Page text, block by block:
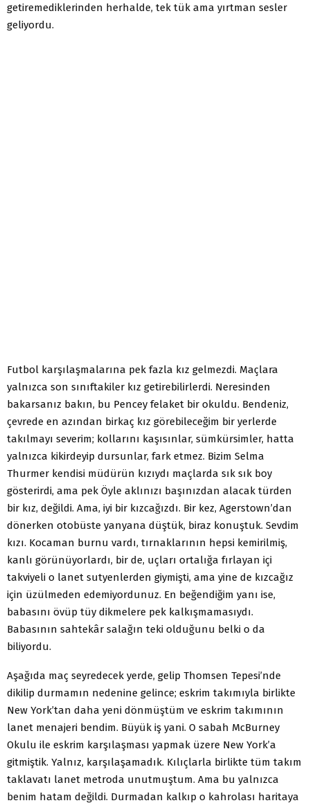
getiremediklerinden herhalde, tek tük ama yırtman sesler
geliyordu.
Futbol karşılaşmalarına pek fazla kız gelmezdi. Maçlara
yalnızca son sınıftakiler kız getirebilirlerdi. Neresinden
bakarsanız bakın, bu Pencey felaket bir okuldu. Bendeniz,
çevrede en azından birkaç kız görebileceğim bir yerlerde
takılmayı severim; kollarını kaşısınlar, sümkürsimler, hatta
yalnızca kikirdeyip dursunlar, fark etmez. Bizim Selma
Thurmer kendisi müdürün kızıydı maçlarda sık sık boy
gösterirdi, ama pek Öyle aklınızı başınızdan alacak türden
bir kız, değildi. Ama, iyi bir kızcağızdı. Bir kez, Agerstown’dan
dönerken otobüste yanyana düştük, biraz konuştuk. Sevdim
kızı. Kocaman burnu vardı, tırnaklarının hepsi kemirilmiş,
kanlı görünüyorlardı, bir de, uçları ortalığa fırlayan içi
takviyeli o lanet sutyenlerden giymişti, ama yine de kızcağız
için üzülmeden edemiyordunuz. En beğendiğim yanı ise,
babasını övüp tüy dikmelere pek kalkışmamasıydı.
Babasının sahtekâr salağın teki olduğunu belki o da
biliyordu.
Aşağıda maç seyredecek yerde, gelip Thomsen Tepesi’nde
dikilip durmamın nedenine gelince; eskrim takımıyla birlikte
New York’tan daha yeni dönmüştüm ve eskrim takımının
lanet menajeri bendim. Büyük iş yani. O sabah McBurney
Okulu ile eskrim karşılaşması yapmak üzere New York’a
gitmiştik. Yalnız, karşılaşamadık. Kılıçlarla birlikte tüm takım
taklavatı lanet metroda unutmuştum. Ama bu yalnızca
benim hatam değildi. Durmadan kalkıp o kahrolası haritaya